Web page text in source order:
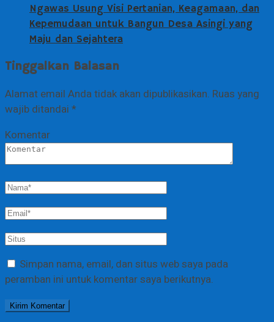
Ngawas Usung Visi Pertanian, Keagamaan, dan
Kepemudaan untuk Bangun Desa Asingi yang
Maju dan Sejahtera
Tinggalkan Balasan
Alamat email Anda tidak akan dipublikasikan. Ruas yang
wajib ditandai *
Komentar
Simpan nama, email, dan situs web saya pada
peramban ini untuk komentar saya berikutnya.